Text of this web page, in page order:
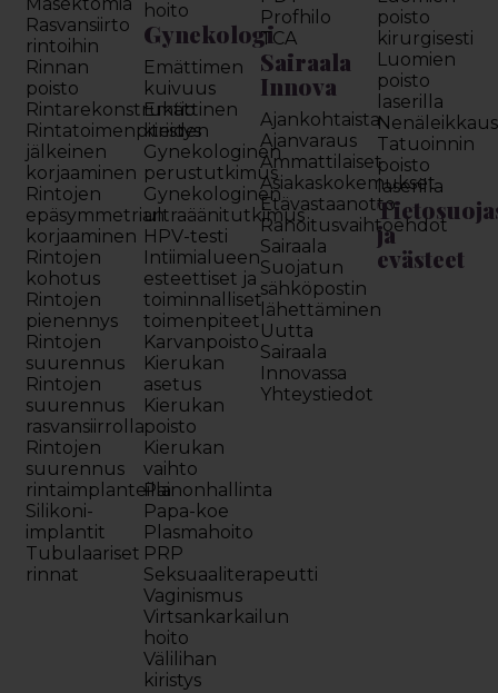
Rasvansiirto
rintoihin
Rinnan
poisto
Rintarekonstruktio
Rintatoimenpiteiden
jälkeinen
korjaaminen
Rintojen
epäsymmetrian
korjaaminen
Rintojen
kohotus
Rintojen
pienennys
Rintojen
suurennus
Rintojen
suurennus
rasvansiirrolla
Rintojen
suurennus
rintaimplanteilla
Silikoni-
implantit
Tubulaariset
rinnat
hoito
Gynekologi
Emättimen
kuivuus
Emättinen
kiristys
Gynekologinen
perustutkimus
Gynekologinen
ultraäänitutkimus
HPV-testi
Intiimialueen
esteettiset ja
toiminnalliset
toimenpiteet
Karvanpoisto
Kierukan
asetus
Kierukan
poisto
Kierukan
vaihto
Painonhallinta
Papa-koe
Plasmahoito
PRP
Seksuaaliterapeutti
Vaginismus
Virtsankarkailun
hoito
Välilihan
kiristys
Profhilo
TCA
Sairaala
Innova
Ajankohtaista
Ajanvaraus
Ammattilaiset
Asiakaskokemukset
Etävastaanotto
Rahoitusvaihtoehdot
Sairaala
Suojatun
sähköpostin
lähettäminen
Uutta
Sairaala
Innovassa
Yhteystiedot
poisto
kirurgisesti
Luomien
poisto
laserilla
Nenäleikkaus
Tatuoinnin
poisto
laserilla
ja
evästeet